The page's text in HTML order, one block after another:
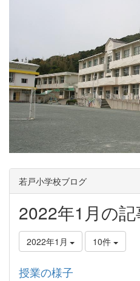
若戸小学校ブログ
2022年1月の
2022年1月 10件
授業の様子